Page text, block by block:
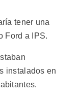
tener una
Ford a IPS.
instalados en